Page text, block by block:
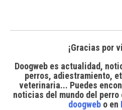
¡Gracias por
Doogweb es actualidad,
perros, adiestramiento,
veterinaria... Puedes
noticias del mundo del perro
doogweb o en